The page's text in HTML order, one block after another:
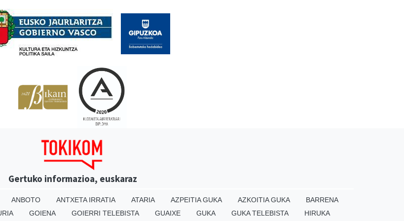
Gertuko informazioa, euskaraz
ANBOTO ANTXETA IRRATIA ATARIA AZPEITIA GUKA AZKOITIA GUKA
BARRENA
GOIENA GOIERRI TELEBISTA GUAIXE GUKA GUKA TELEBISTA HIRUKA